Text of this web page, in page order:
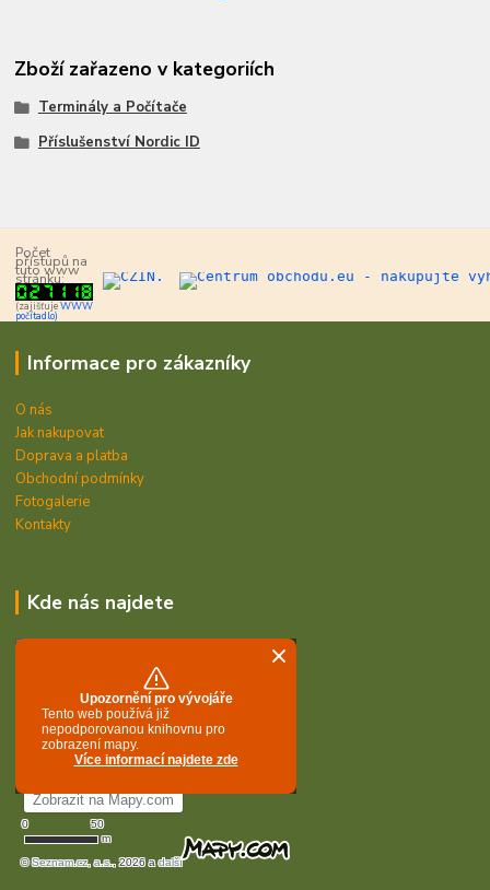
Zboží zařazeno v kategoriích
Terminály a Počítače
Příslušenství Nordic ID
Počet
přístupů na
tuto www
stránku:
(zajišťujeWWW
počítadlo)
Informace pro zákazníky
O nás
Jak nakupovat
Doprava a platba
Obchodní podmínky
Fotogalerie
Kontakty
Kde nás najdete